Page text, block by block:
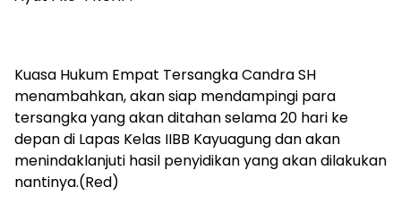
Kuasa Hukum Empat Tersangka Candra SH
menambahkan, akan siap mendampingi para
tersangka yang akan ditahan selama 20 hari ke
depan di Lapas Kelas IIBB Kayuagung dan akan
menindaklanjuti hasil penyidikan yang akan dilakukan
nantinya.(Red)